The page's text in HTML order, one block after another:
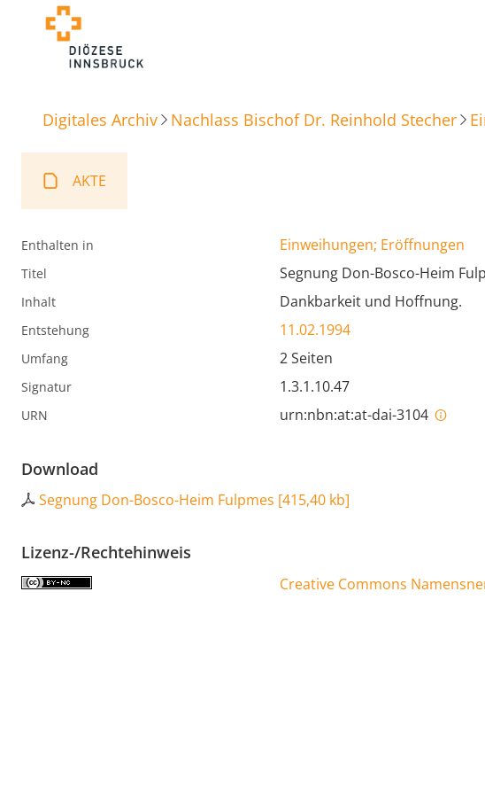
Digitales Archiv Nachlass Bischof Dr. Reinhold Stecher
AKTE
Enthalten in Einweihungen; Eröffnungen
Titel Segnung Don-Bosco-Heim
Inhalt Dankbarkeit und Hoffnung.
Entstehung 11.02.1994
Umfang 2 Seiten
Signatur 1.3.1.10.47
URN urn:nbn:at:at-dai-3104
Download
Segnung Don-Bosco-Heim Fulpmes [415,40 kb]
Lizenz-/Rechtehinweis
Creative Commons